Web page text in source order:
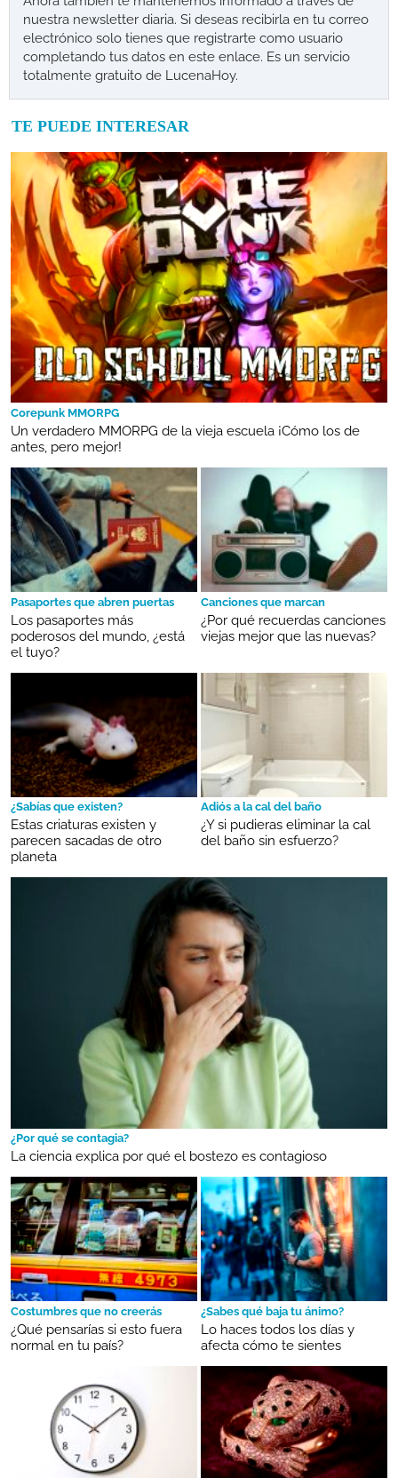
nuestra newsletter diaria. Si deseas recibirla en tu correo
electrónico solo tienes que registrarte como usuario
completando tus datos en este enlace. Es un servicio
totalmente gratuito de LucenaHoy.
TE PUEDE INTERESAR
Corepunk MMORPG
Un verdadero MMORPG de la vieja escuela ¡Cómo los de
antes, pero mejor!
Pasaportes que abren puertas
Los pasaportes más
poderosos del mundo, ¿está
el tuyo?
Canciones que marcan
¿Por qué recuerdas canciones
viejas mejor que las nuevas?
¿Sabías que existen?
Estas criaturas existen y
parecen sacadas de otro
planeta
Adiós a la cal del baño
¿Y si pudieras eliminar la cal
del baño sin esfuerzo?
¿Por qué se contagia?
La ciencia explica por qué el bostezo es contagioso
Costumbres que no creerás
¿Qué pensarías si esto fuera
normal en tu país?
¿Sabes qué baja tu ánimo?
Lo haces todos los días y
afecta cómo te sientes